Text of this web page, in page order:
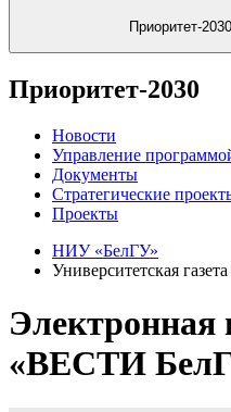
Приоритет-2030
Приоритет-2030
Новости
Управление
Документы
Стратегические
Проекты
НИУ «БелГУ»
Университетская
Электронная
«ВЕСТИ